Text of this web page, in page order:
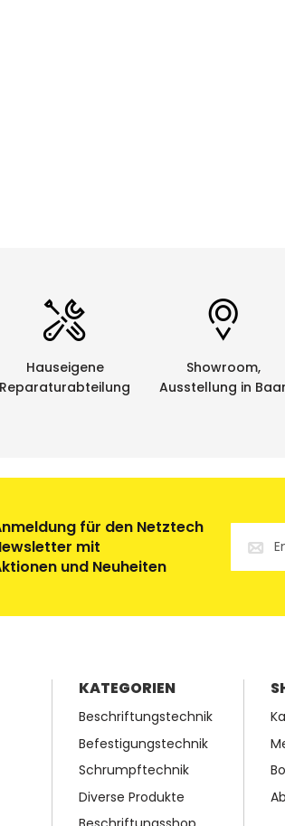
Hauseigene
Reparaturabteilung
Showroom,
Ausstellung in Baar
für den Netztech
mit
und Neuheiten
KATEGORIEN
Beschriftungstechnik
Befestigungstechnik
Schrumpftechnik
Diverse Produkte